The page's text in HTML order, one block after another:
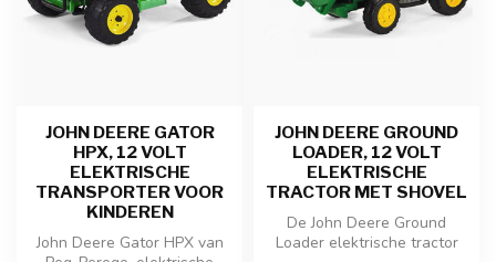
JOHN DEERE GATOR
HPX, 12 VOLT
ELEKTRISCHE
TRANSPORTER VOOR
KINDEREN
John Deere Gator HPX van
JOHN DEERE GROUND
LOADER, 12 VOLT
ELEKTRISCHE
TRACTOR MET SHOVEL
De John Deere Ground
Loader elektrische tractor